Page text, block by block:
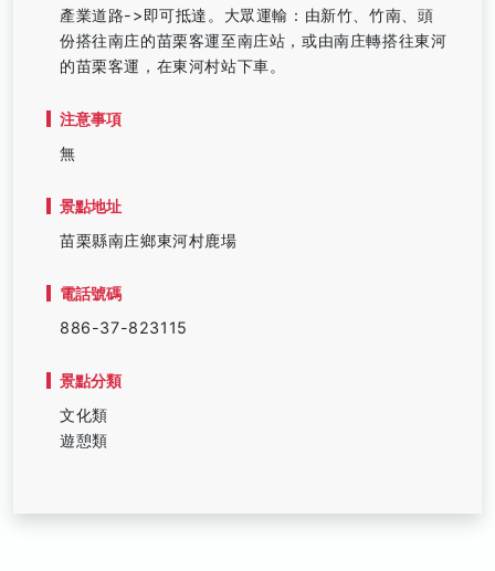
產業道路->即可抵達。大眾運輸：由新竹、竹南、頭
份搭往南庄的苗栗客運至南庄站，或由南庄轉搭往東河
的苗栗客運，在東河村站下車。
注意事項
無
景點地址
苗栗縣南庄鄉東河村鹿場
電話號碼
886-37-823115
景點分類
文化類
遊憩類